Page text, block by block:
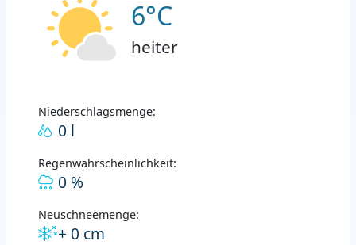
6°C
heiter
Niederschlagsmenge:
0 l
Regenwahrscheinlichkeit:
0 %
Neuschneemenge:
+ 0 cm